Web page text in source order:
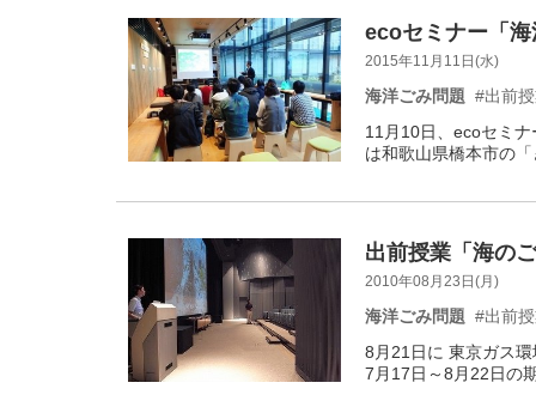
ecoセミナー「
2015年11月11日(水)
海洋ごみ問題 #出前
11月10日、ecoセミ
は和歌山県橋本市の
出前授業「海の
2010年08月23日(月)
海洋ごみ問題 #出前
8月21日に 東京ガス
7月17日～8月22日の